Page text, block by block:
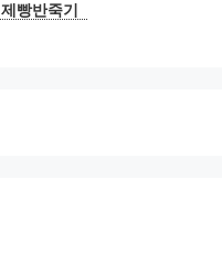
제빵반죽기